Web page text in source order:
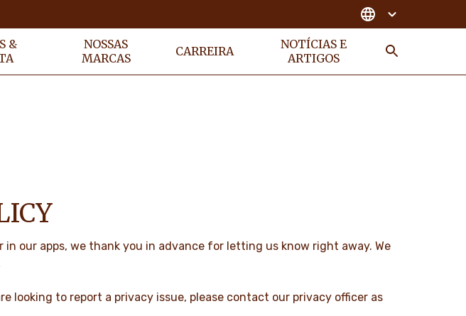
&
NOSSAS
MARCAS
CARREIRA
NOTÍCIAS E
ARTIGOS
our apps, we thank you in advance for letting us know right away. We
to report a privacy issue, please contact our privacy officer as